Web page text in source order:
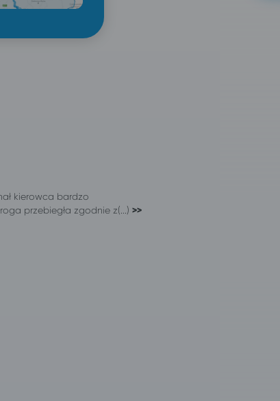
kierowca bardzo
przebiegła zgodnie z(...) >>